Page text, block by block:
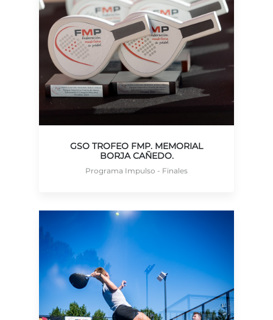
GSO TROFEO FMP. MEMORIAL
BORJA CAÑEDO.
Programa Impulso - Finales